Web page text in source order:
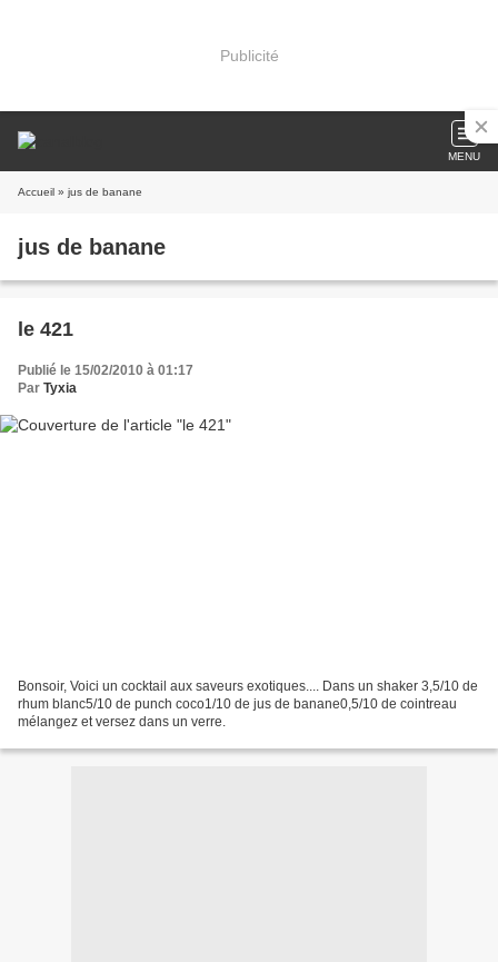
Publicité
MENU
Accueil » jus de banane
jus de banane
le 421
Publié le 15/02/2010 à 01:17
Par Tyxia
Bonsoir, Voici un cocktail aux saveurs exotiques.... Dans un shaker 3,5/10 de
rhum blanc5/10 de punch coco1/10 de jus de banane0,5/10 de cointreau
mélangez et versez dans un verre.